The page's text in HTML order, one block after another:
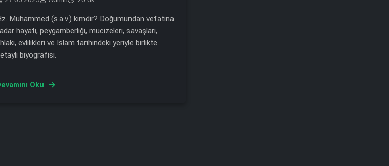
Muhammed (s.a.v.) kimdir? Doğumundan vefatına
hayatı, peygamberliği, mucizeleri, savaşları,
evlilikleri ve İslam tarihindeki yeriyle birlikte
biyografisi.
Oku